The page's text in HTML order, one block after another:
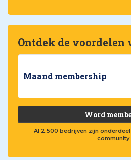
Ontdek de voordelen
Maand membership
Word
Al 2.500 bedrijven zijn
community